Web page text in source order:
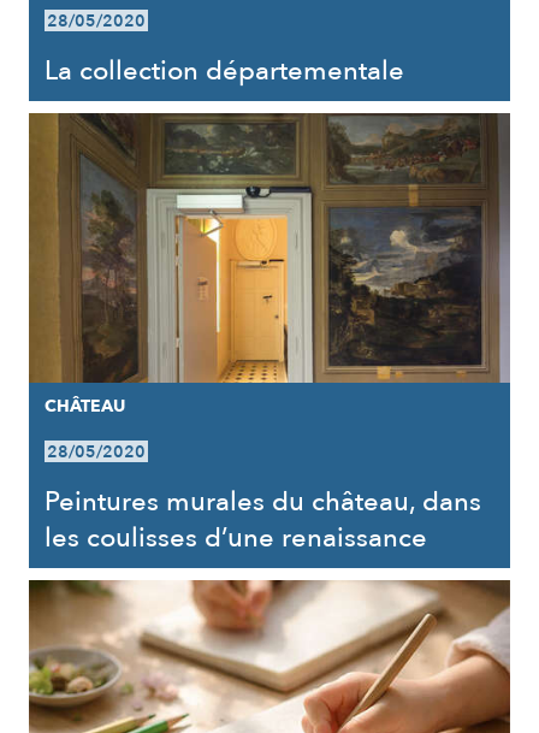
28/05/2020
La collection départementale
CHÂTEAU
28/05/2020
Peintures murales du château, dans
les coulisses d’une renaissance